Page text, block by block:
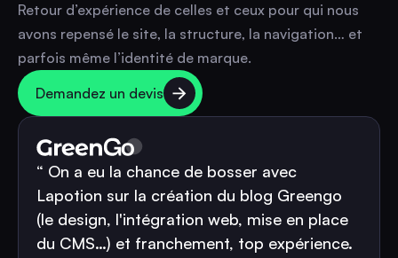
Retour d’expérience de celles et ceux pour qui nous
avons repensé le site, la structure, la navigation… et
parfois même l’identité de marque.
Demandez un devis
“ On a eu la chance de bosser avec
Lapotion sur la création du blog Greengo
(le design, l'intégration web, mise en place
du CMS…) et franchement, top expérience.